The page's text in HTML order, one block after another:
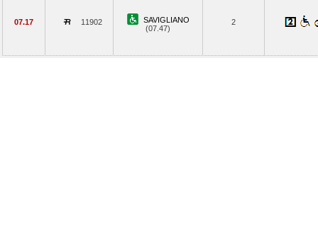
07.17 11902
SAVIGLIANO
(07.47)
2